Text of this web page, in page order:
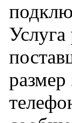
размер